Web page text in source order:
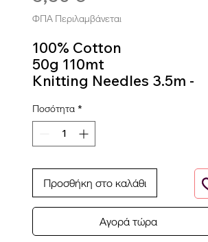
ΦΠΑ Περιλαμβάνεται
100% Cotton
50g 110mt
Knitting Needles 3.5m -
Colour 0525
Ποσότητα *
Προσθήκη στο καλάθι
Αγορά τώρα